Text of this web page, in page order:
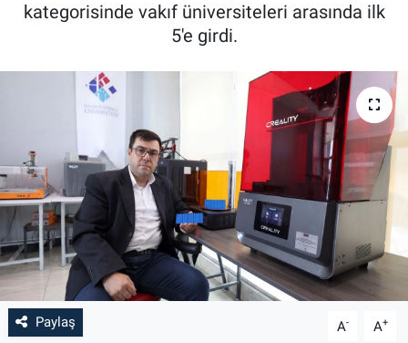
kategorisinde vakıf üniversiteleri arasında ilk
5'e girdi.
Paylaş A- A+